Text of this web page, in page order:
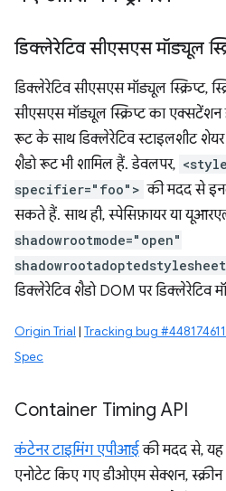
डिक्लेरेटिव सीएसएस मॉड्यूल
डिक्लेरेटिव सीएसएस मॉड्यूल स्क्रिप्ट,
सीएसएस मॉड्यूल स्क्रिप्ट का
रूट के साथ डिक्लेरेटिव स्टाइलशीट
शैडो रूट भी शामिल हैं. डेवलपर,
specifier="foo"> की मदद से
सकते हैं. साथ ही, स्पेसिफ़ायर या
shadowrootmode="open"
डिक्लेरेटिव शैडो DOM पर
Origin Trial | Tracking bug #448174611
Spec
Container Timing API
कंटेनर टाइमिंग एपीआईकी मदद से, यह
एनोटेट किए गए डीओएम सेक्शन,